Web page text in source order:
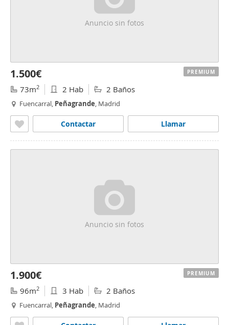
Anuncio sin fotos
1.500€
73m2 2 Hab 2 Baños
Fuencarral, Peñagrande, Madrid
Llamar
Contactar
PREMIUM
Anuncio sin fotos
1.900€
96m2 3 Hab 2 Baños
Fuencarral, Peñagrande, Madrid
PREMIUM